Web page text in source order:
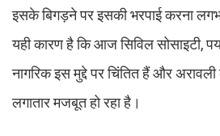
इसके बिगड़ने पर इसकी भरपाई करना
यही कारण है कि आज सिविल सोसाइटी,
नागरिक इस मुद्दे पर चिंतित हैं और
लगातार मजबूत हो रहा है।